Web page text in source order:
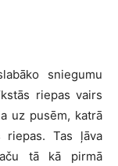
sniegumu
riepas vairs
uz pusēm, katrā
riepas. Tas ļāva
tā kā pirmā